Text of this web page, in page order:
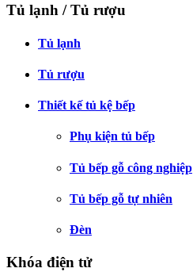
Tủ lạnh / Tủ rượu
Tủ lạnh
Tủ rượu
Thiết kế tủ kệ bếp
Phụ kiện tủ bếp
Tủ bếp gỗ công nghiệp
Tủ bếp gỗ tự nhiên
Đèn
Khóa điện tử